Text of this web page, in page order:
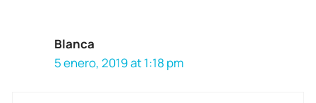
Blanca
5 enero, 2019 at 1:18 pm